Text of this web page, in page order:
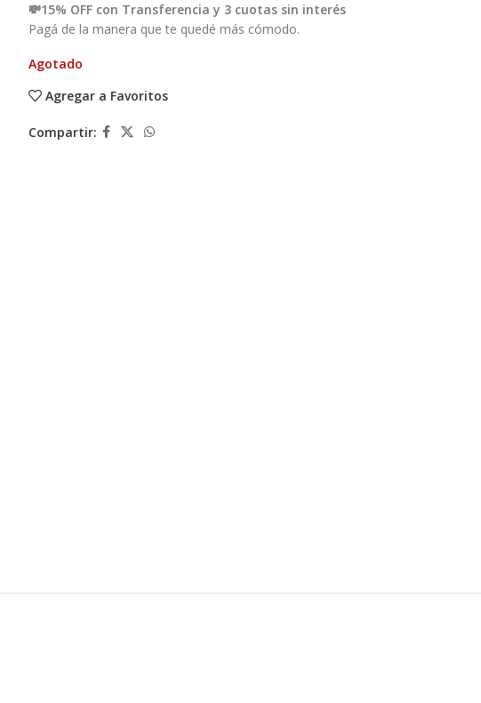
💸15% OFF con Transferencia y 3 cuotas sin interés
Pagá de la manera que te quedé más cómodo.
Agotado
Agregar a Favoritos
Compartir: